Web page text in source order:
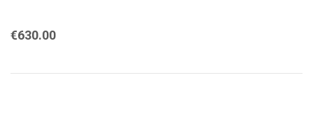
A iniciar em 11 de Novembro 2025 e com o seguinte horário:
terminar…
€630.00